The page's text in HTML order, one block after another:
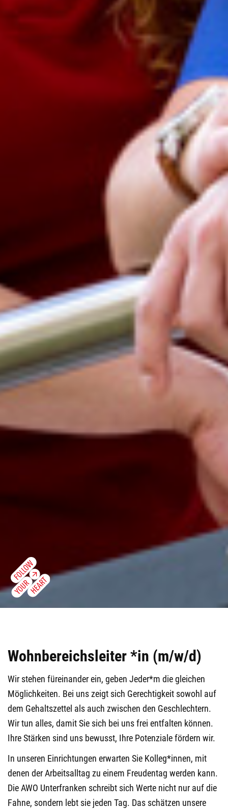
Wohnbereichsleiter *in (m/w/d)
Wir stehen füreinander ein, geben Jeder*m die gleichen
Möglichkeiten. Bei uns zeigt sich Gerechtigkeit sowohl auf
dem Gehaltszettel als auch zwischen den Geschlechtern.
Wir tun alles, damit Sie sich bei uns frei entfalten können.
Ihre Stärken sind uns bewusst, Ihre Potenziale fördern wir.
In unseren Einrichtungen erwarten Sie Kolleg*innen, mit
denen der Arbeitsalltag zu einem Freudentag werden kann.
Die AWO Unterfranken schreibt sich Werte nicht nur auf die
Fahne, sondern lebt sie jeden Tag. Das schätzen unsere